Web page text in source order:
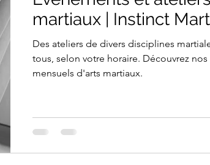
martiaux | Instinct
Des ateliers de divers disciplines
tous, selon votre horaire. Découvrez
mensuels d'arts martiaux.